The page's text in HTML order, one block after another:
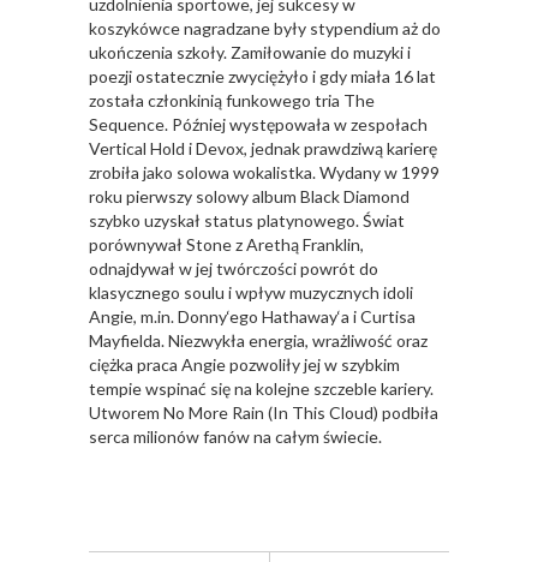
uzdolnienia sportowe, jej sukcesy w
koszykówce nagradzane były stypendium aż do
ukończenia szkoły. Zamiłowanie do muzyki i
poezji ostatecznie zwyciężyło i gdy miała 16 lat
została członkinią funkowego tria The
Sequence. Później występowała w zespołach
Vertical Hold i Devox, jednak prawdziwą karierę
zrobiła jako solowa wokalistka. Wydany w 1999
roku pierwszy solowy album Black Diamond
szybko uzyskał status platynowego. Świat
porównywał Stone z Arethą Franklin,
odnajdywał w jej twórczości powrót do
klasycznego soulu i wpływ muzycznych idoli
Angie, m.in. Donny‘ego Hathaway‘a i Curtisa
Mayfielda. Niezwykła energia, wrażliwość oraz
ciężka praca Angie pozwoliły jej w szybkim
tempie wspinać się na kolejne szczeble kariery.
Utworem No More Rain (In This Cloud) podbiła
serca milionów fanów na całym świecie.